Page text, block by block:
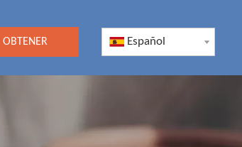
OBTENER Español